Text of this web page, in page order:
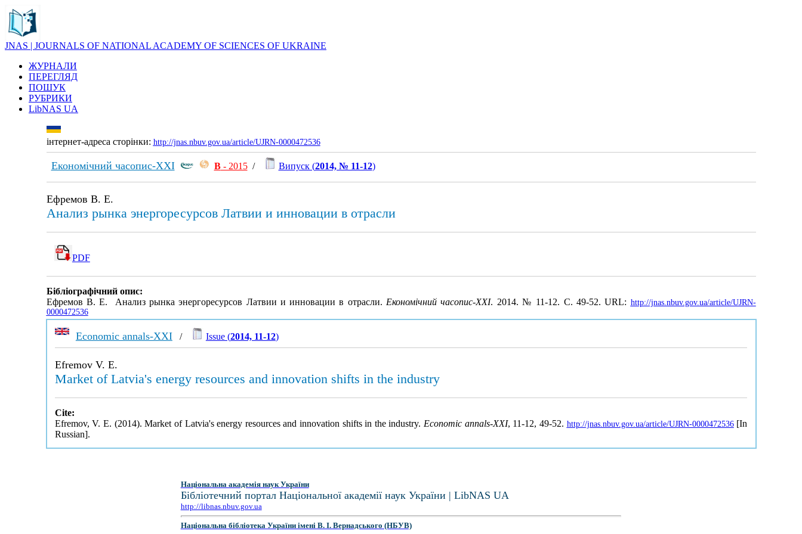
JNAS | JOURNALS OF NATIONAL ACADEMY OF SCIENCES OF UKRAINE
ЖУРНАЛИ
ПЕРЕГЛЯД
ПОШУК
РУБРИКИ
LibNAS UA
інтернет-адреса сторінки: http://jnas.nbuv.gov.ua/article/UJRN-0000472536
Економічний часопис-ХХІ В- 2015/ Випуск (2014, № 11-12)
Ефремов В. Е.
Анализ рынка энергоресурсов Латвии и инновации в отрасли
PDF
Бібліографічний опис:
Ефремов В. Е. Анализ рынка энергоресурсов Латвии и инновации в отрасли. Економічний часопис-ХХІ. 2014. № 11-12. С. 49-52. URL: http://jnas.nbuv.gov.ua/article/UJRN-
0000472536
Economic annals-XXI/ Issue (2014, 11-12)
Efremov V. E.
Market of Latvia's energy resources and innovation shifts in the industry
Cite:
Efremov, V. E. (2014). Market of Latvia's energy resources and innovation shifts in the industry. Economic annals-XXI, 11-12, 49-52. http://jnas.nbuv.gov.ua/article/UJRN-0000472536[In
Russian].
Національна академія наук України
Бібліотечний портал Національної академії наук України | LibNAS UA
http://libnas.nbuv.gov.ua
Національна бібліотека України імені В. І. Вернадського (НБУВ)